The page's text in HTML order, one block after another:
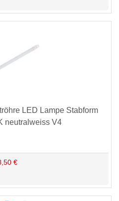
LED Lampe Stabform
neutralweiss V4
€